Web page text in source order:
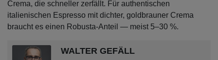
Crema, die schneller zerfällt. Für authentischen
italienischen Espresso mit dichter, goldbrauner Crema
braucht es einen Robusta-Anteil — meist 5–30 %.
WALTER GEFÄLL